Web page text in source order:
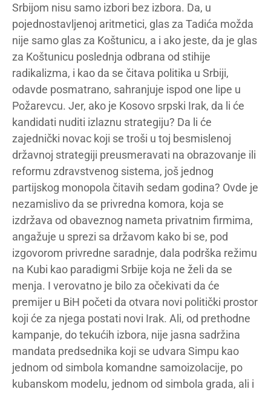
Srbijom nisu samo izbori bez izbora. Da, u
pojednostavljenoj aritmetici, glas za Tadića možda
nije samo glas za Koštunicu, a i ako jeste, da je glas
za Koštunicu poslednja odbrana od stihije
radikalizma, i kao da se čitava politika u Srbiji,
odavde posmatrano, sahranjuje ispod one lipe u
Požarevcu. Jer, ako je Kosovo srpski Irak, da li će
kandidati nuditi izlaznu strategiju? Da li će
zajednički novac koji se troši u toj besmislenoj
državnoj strategiji preusmeravati na obrazovanje ili
reformu zdravstvenog sistema, još jednog
partijskog monopola čitavih sedam godina? Ovde je
nezamislivo da se privredna komora, koja se
izdržava od obaveznog nameta privatnim firmima,
angažuje u sprezi sa državom kako bi se, pod
izgovorom privredne saradnje, dala podrška režimu
na Kubi kao paradigmi Srbije koja ne želi da se
menja. I verovatno je bilo za očekivati da će
premijer u BiH početi da otvara novi politički prostor
koji će za njega postati novi Irak. Ali, od prethodne
kampanje, do tekućih izbora, nije jasna sadržina
mandata predsednika koji se udvara Simpu kao
jednom od simbola komandne samoizolacije, po
kubanskom modelu, jednom od simbola grada, ali i